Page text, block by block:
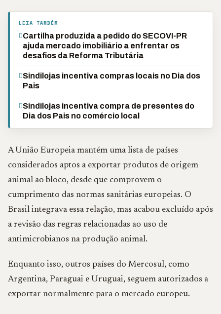
LEIA TAMBÉM
Cartilha produzida a pedido do SECOVI-PR
ajuda mercado imobiliário a enfrentar os
desafios da Reforma Tributária
Sindilojas incentiva compras locais no Dia dos
Pais
Sindilojas incentiva compra de presentes do
Dia dos Pais no comércio local
A União Europeia mantém uma lista de países
considerados aptos a exportar produtos de origem
animal ao bloco, desde que comprovem o
cumprimento das normas sanitárias europeias. O
Brasil integrava essa relação, mas acabou excluído após
a revisão das regras relacionadas ao uso de
antimicrobianos na produção animal.
Enquanto isso, outros países do Mercosul, como
Argentina, Paraguai e Uruguai, seguem autorizados a
exportar normalmente para o mercado europeu.